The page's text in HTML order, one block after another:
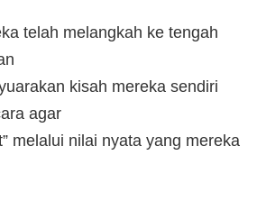
telah melangkah ke tengah
kisah mereka sendiri
agar
melalui nilai nyata yang mereka